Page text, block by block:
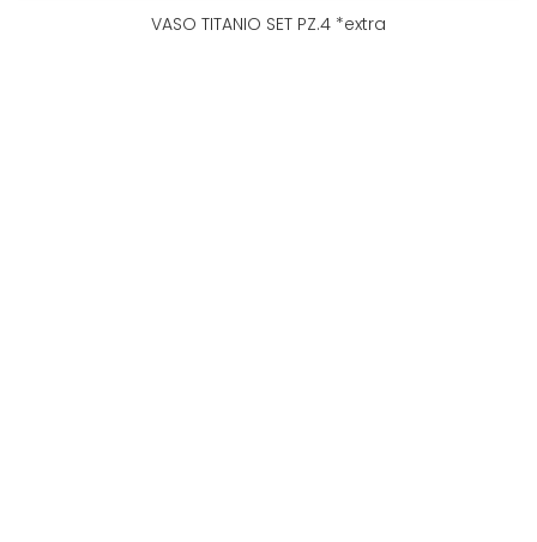
VASO TITANIO SET PZ.4 *extra